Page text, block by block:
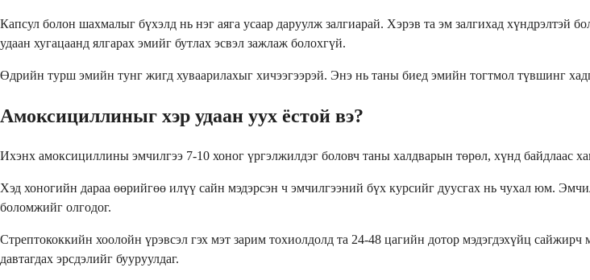
Капсул болон шахмалыг бүхэлд нь нэг аяга усаар даруулж залгиарай. Хэрэв та эм залгихад хүндрэлтэй
удаан хугацаанд ялгарах эмийг бутлах эсвэл зажлаж болохгүй.
Өдрийн турш эмийн тунг жигд хуваарилахыг хичээгээрэй. Энэ нь таны биед эмийн тогтмол түвшинг
Амоксициллиныг хэр удаан уух ёстой вэ?
Ихэнх амоксициллины эмчилгээ 7-10 хоног үргэлжилдэг боловч таны халдварын төрөл, хүнд байдлаас
Хэд хоногийн дараа өөрийгөө илүү сайн мэдэрсэн ч эмчилгээний бүх курсийг дуусгах нь чухал юм.
боломжийг олгодог.
Стрептококкийн хоолойн үрэвсэл гэх мэт зарим тохиолдолд та 24-48 цагийн дотор мэдэгдэхүйц
давтагдах эрсдэлийг бууруулдаг.